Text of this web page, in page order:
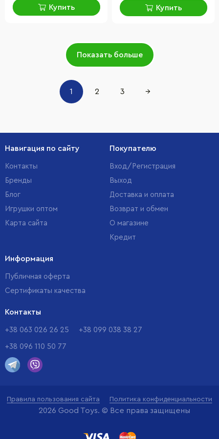
Купить Купить
Показать больше
1 2 3 →
Навигация по сайту
Контакты
Бренды
Блог
Игрушки оптом
Карта сайта
Покупателю
Вход/Регистрация
Выход
Доставка и оплата
Возврат и обмен
О магазине
Кредит
Информация
Публичная оферта
Сертификаты качества
Контакты
+38 063 026 26 25 +38 099 038 38 27
+38 096 110 50 77
Правила пользования сайта Политика конфиденциальности
2026 Good Toys. © Все права защищены